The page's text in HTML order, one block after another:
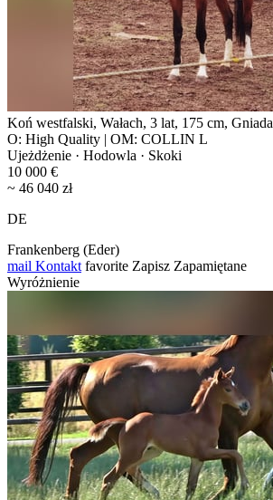
Koń westfalski, Wałach, 3 lat, 175 cm, Gniada
O: High Quality | OM: COLLIN L
Ujeżdżenie · Hodowla · Skoki
10 000 €
~ 46 040 zł
DE
Frankenberg (Eder)
mail Kontakt favorite Zapisz Zapamiętane
Wyróżnienie